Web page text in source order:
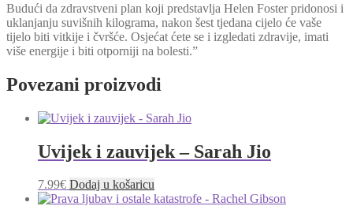
Budući da zdravstveni plan koji predstavlja Helen Foster pridonosi i
uklanjanju suvišnih kilograma, nakon šest tjedana cijelo će vaše
tijelo biti vitkije i čvršće. Osjećat ćete se i izgledati zdravije, imati
više energije i biti otporniji na bolesti.”
Povezani proizvodi
Uvijek i zauvijek – Sarah Jio
7.99€ Dodaj u košaricu